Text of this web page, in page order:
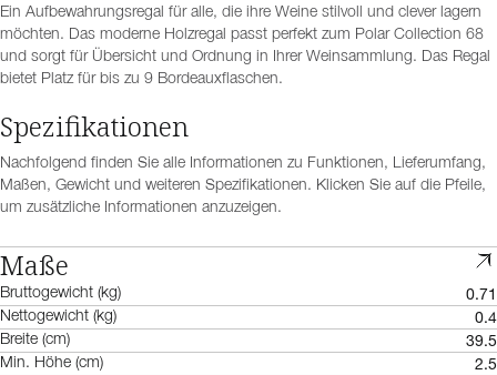
Ein Aufbewahrungsregal für alle, die ihre Weine stilvoll und clever lagern
möchten. Das moderne Holzregal passt perfekt zum Polar Collection 68
und sorgt für Übersicht und Ordnung in Ihrer Weinsammlung. Das Regal
bietet Platz für bis zu 9 Bordeauxflaschen.
Spezifikationen
Nachfolgend finden Sie alle Informationen zu Funktionen, Lieferumfang,
Maßen, Gewicht und weiteren Spezifikationen. Klicken Sie auf die Pfeile,
um zusätzliche Informationen anzuzeigen.
Maße
Bruttogewicht (kg) 0.71
Nettogewicht (kg) 0.4
Breite (cm) 39.5
Min. Höhe (cm) 2.5